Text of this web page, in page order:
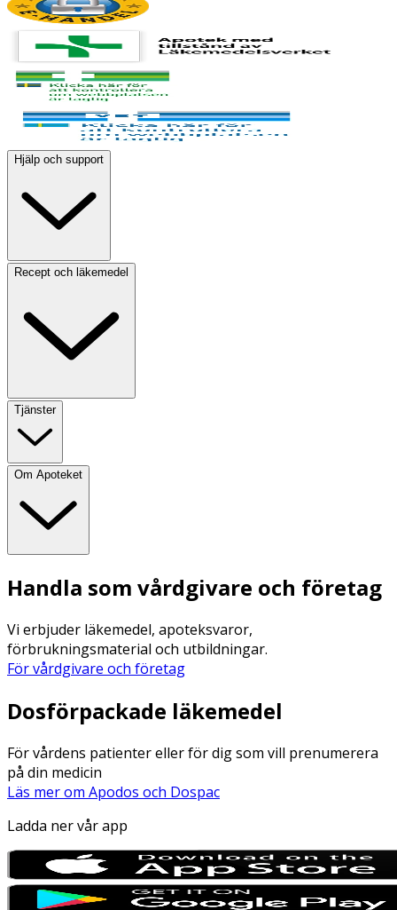
Hjälp och support
Recept och läkemedel
Tjänster
Om Apoteket
Handla som vårdgivare och företag
Vi erbjuder läkemedel, apoteksvaror,
förbrukningsmaterial och utbildningar.
För vårdgivare och företag
Dosförpackade läkemedel
För vårdens patienter eller för dig som vill prenumerera
på din medicin
Läs mer om Apodos och Dospac
Ladda ner vår app